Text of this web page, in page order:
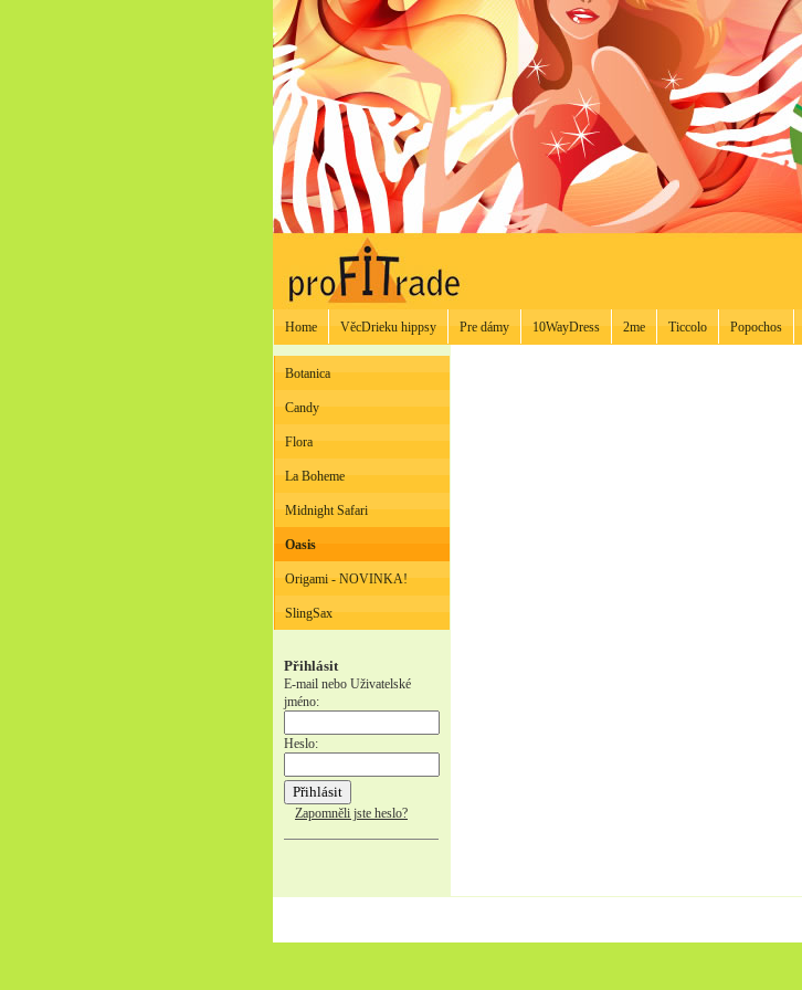
Home VěcDrieku hippsy Pre dámy 10WayDress 2me Ticcolo Popochos
Botanica
Candy
Flora
La Boheme
Midnight Safari
Oasis
Origami - NOVINKA!
SlingSax
Přihlásit
E-mail nebo Uživatelské
jméno:
Heslo:
Zapomněli jste heslo?